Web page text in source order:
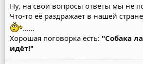
Ну, на свои вопросы ответы мы не
Что-то её раздражает в нашей
......
Хорошая поговорка есть: "Собака
идёт!"